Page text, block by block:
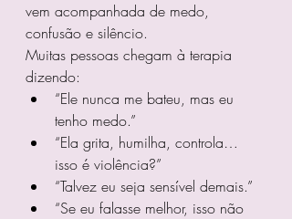
vem acompanhada de medo,
confusão e silêncio.
Muitas pessoas chegam à terapia
dizendo:
“Ele nunca me bateu, mas eu
tenho medo.”
“Ela grita, humilha, controla…
isso é violência?”
“Talvez eu seja sensível demais.”
“Se eu falasse melhor, isso não